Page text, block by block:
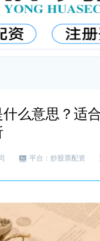
么意思？适
平台：炒股票配资